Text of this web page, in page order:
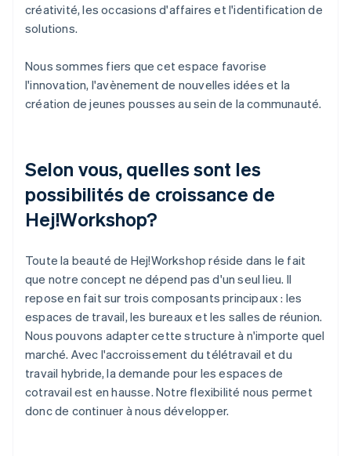
créativité, les occasions d'affaires et l'identification de
solutions.
Nous sommes fiers que cet espace favorise
l'innovation, l'avènement de nouvelles idées et la
création de jeunes pousses au sein de la communauté.
Selon vous, quelles sont les
possibilités de croissance de
Hej!Workshop?
Toute la beauté de Hej!Workshop réside dans le fait
que notre concept ne dépend pas d'un seul lieu. Il
repose en fait sur trois composants principaux : les
espaces de travail, les bureaux et les salles de réunion.
Nous pouvons adapter cette structure à n'importe quel
marché. Avec l'accroissement du télétravail et du
travail hybride, la demande pour les espaces de
cotravail est en hausse. Notre flexibilité nous permet
donc de continuer à nous développer.